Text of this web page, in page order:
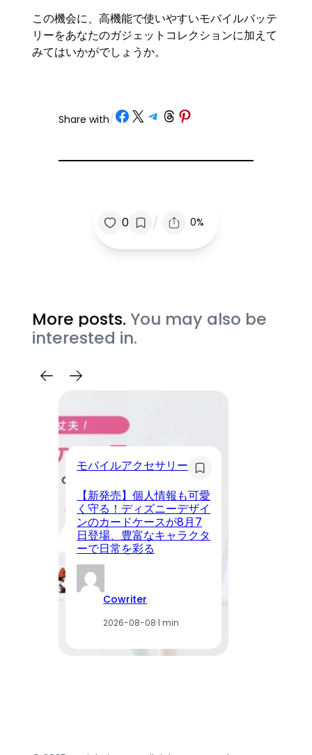
この機会に、高機能で使いやすいモバイルバッテ
リーをあなたのガジェットコレクションに加えて
みてはいかがでしょうか。
Share with/ Share on Facebook
Share on X Share on Telegram
Share on Threads
Share on Pinterest
0 / 0%
More posts. You may also be
interested in.
モバイルアクセサリー
【新発売】個人情報も可愛
く守る！ディズニーデザイ
ンのカードケースが8月7
日登場、豊富なキャラクタ
ーで日常を彩る
Cowriter
2026-08-08·1 min